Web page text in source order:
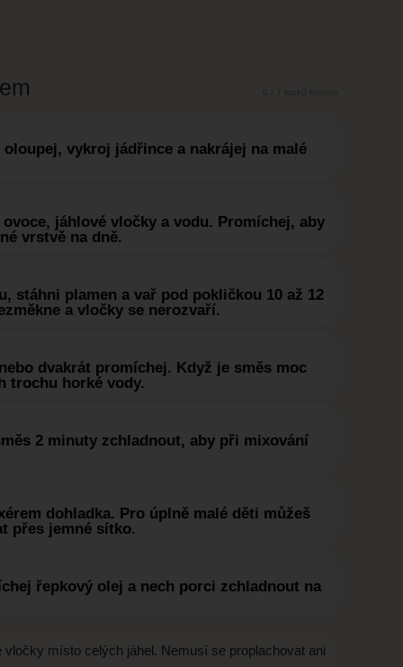
vykroj jádřince a nakrájej na malé
jáhlové vločky a vodu. Promíchej, aby
vrstvě na dně.
stáhni plamen a vař pod pokličkou 10 až 12
a vločky se nerozvaří.
dvakrát promíchej. Když je směs moc
trochu horké vody.
2 minuty zchladnout, aby při mixování
dohladka. Pro úplně malé děti můžeš
přes jemné sítko.
řepkový olej a nech porci zchladnout na
místo celých jáhel. Nemusí se proplachovat ani